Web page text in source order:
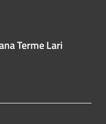
Terme Lari